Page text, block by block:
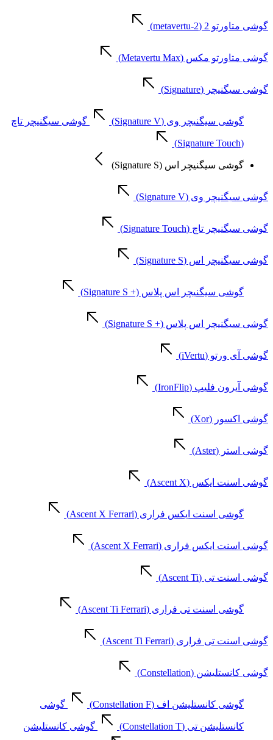
گوشی متاورتو 2 (metavertu-2)
گوشی متاورتو مکس (Metavertu Max)
گوشی سیگنیچر (Signature)
گوشی سیگنیچر وی (Signature V) گوشی سیگنیچر تاچ
(Signature Touch)
گوشی سیگنیچر اس (Signature S)
گوشی سیگنیچر وی (Signature V)
گوشی سیگنیچر تاچ (Signature Touch)
گوشی سیگنیچر اس (Signature S)
گوشی سیگنیچر اس پلاس (+ Signature S)
گوشی سیگنیچر اس پلاس (+ Signature S)
گوشی آی ورتو (iVertu)
گوشی آیرون فلیپ (IronFlip)
گوشی اکسور (Xor)
گوشی استر (Aster)
گوشی اسنت ایکس (Ascent X)
گوشی اسنت ایکس فراری (Ascent X Ferrari)
گوشی اسنت ایکس فراری (Ascent X Ferrari)
گوشی اسنت تی (Ascent Ti)
گوشی اسنت تی فراری (Ascent Ti Ferrari)
گوشی اسنت تی فراری (Ascent Ti Ferrari)
گوشی کانستلیشن (Constellation)
گوشی کانستلیشن اف (Constellation F) گوشی
کانستلیشن تی (Constellation T) گوشی کانستلیشن